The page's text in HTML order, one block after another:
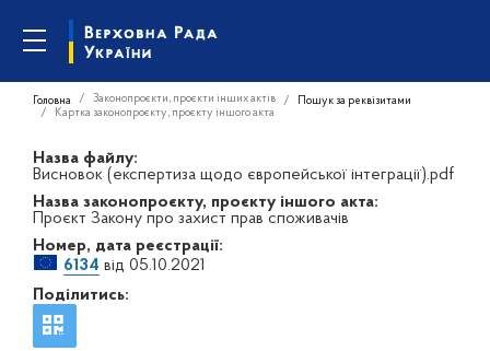
Головна Законопроєкти, проєкти інших актів
Пошук за реквізитами
Картка законопроєкту, проєкту іншого акта
Назва файлу:
Висновок (експертиза щодо європейської інтеграції).pdf
Назва законопроєкту, проєкту іншого акта:
Проєкт Закону про захист прав споживачів
Номер, дата реєстрації:
6134 від 05.10.2021
Поділитись: